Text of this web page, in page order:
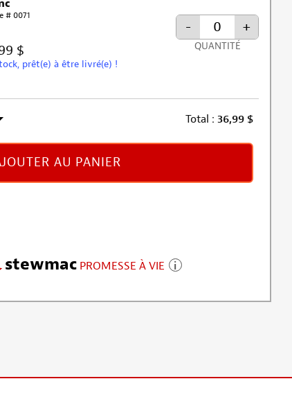
# 0071
$
prêt(e) à être livré(e) !
- +
QUANTITÉ
Total : 36,99 $
AU PANIER
stewmac PROMESSE À VIE